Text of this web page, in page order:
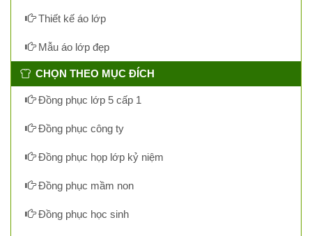
Thiết kế áo lớp
Mẫu áo lớp đẹp
CHỌN THEO MỤC ĐÍCH
Đồng phục lớp 5 cấp 1
Đồng phục công ty
Đồng phục họp lớp kỷ niệm
Đồng phục mầm non
Đồng phục học sinh